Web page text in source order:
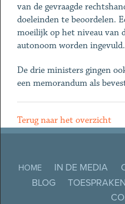
van de gevraagde
doeleinden te beoordelen.
moeilijk op het niveau van
autonoom worden ingevuld.
De drie ministers gingen
een memorandum als
Terug naar het overzicht
HOME IN DE MEDIA
BLOG
TOESPRAKEN